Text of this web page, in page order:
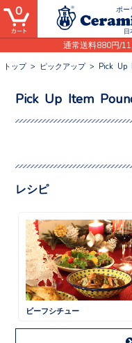
ポー
日
通常送料880円/
0
トップ> ピックアップ> Pick Up
Pick Up Item
レシピ
ビーフシチュー